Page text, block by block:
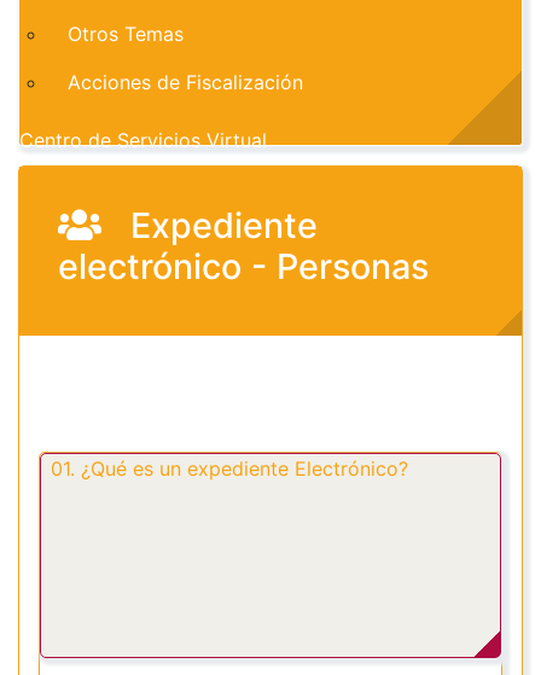
Expediente
electrónico - Personas
01. ¿Qué es un expediente Electrónico?
Otros Temas
Acciones de Fiscalización
Centro de Servicios Virtual